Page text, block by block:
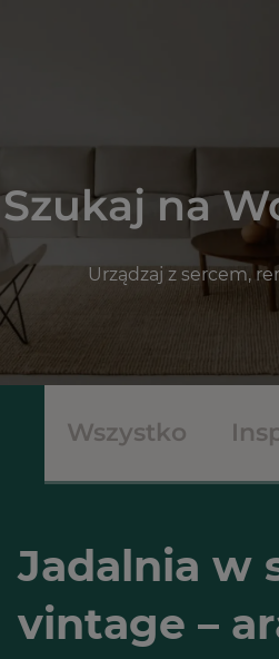
Szukaj na
Urządzaj z sercem,
Wszystko
Jadalnia w
vintage –